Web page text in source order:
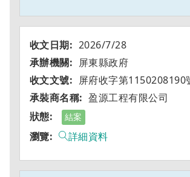
2026/7/28
屏東縣政府
屏府收字第1150208190
盈源工程有限公司
結案
詳細資料